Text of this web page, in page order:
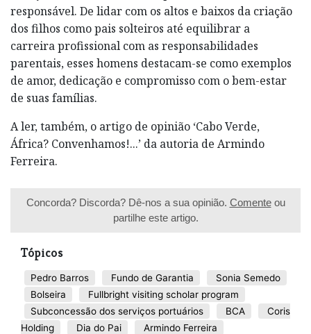
responsável. De lidar com os altos e baixos da criação
dos filhos como pais solteiros até equilibrar a
carreira profissional com as responsabilidades
parentais, esses homens destacam-se como exemplos
de amor, dedicação e compromisso com o bem-estar
de suas famílias.
A ler, também, o artigo de opinião ‘Cabo Verde,
África? Convenhamos!...’ da autoria de Armindo
Ferreira.
Concorda? Discorda? Dê-nos a sua opinião. Comenteou
partilhe este artigo.
Tópicos
Pedro Barros Fundo de Garantia
Sonia Semedo
Bolseira
Fullbright visiting scholar program
Subconcessão dos serviços portuários
BCA
Coris
Holding
Dia do Pai Armindo Ferreira